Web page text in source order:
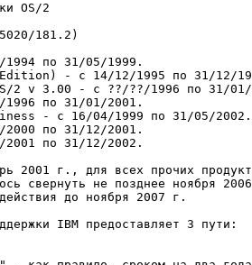
OS/2
181.2)
по 31/05/1999.
Edition) - с 14/12/1995 по 31/12/
2 v 3.00 - с ??/??/1996 по 31/
по 31/01/2001.
- c 16/04/1999 по 31/05/2002.
по 31/12/2001.
по 31/12/2002.
2001 г., для всех прочих
свернуть не позднее ноября
до ноября 2007 г.
IBM предоставляет 3 пути: